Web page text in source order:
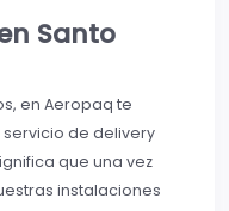
Santo
en Aeropaq te
de delivery
que una vez
instalaciones